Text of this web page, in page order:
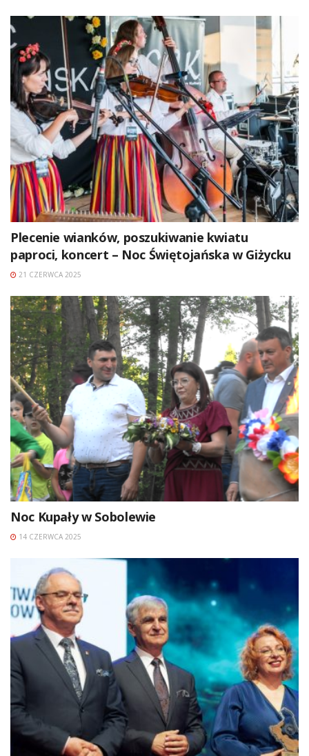
Plecenie wianków, poszukiwanie kwiatu
paproci, koncert – Noc Świętojańska w Giżycku
21 CZERWCA 2025
Noc Kupały w Sobolewie
14 CZERWCA 2025